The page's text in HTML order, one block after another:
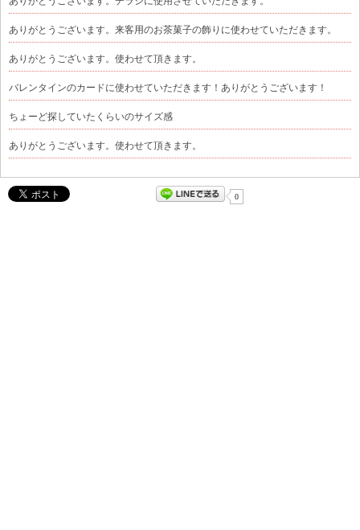
ありがとうございます。来客用のお茶菓子の飾りに使わせていただきます。
ありがとうございます。使わせて頂きます。
バレンタインのカードに使わせていただきます！ありがとうございます！
ちょーど探していたくらいのサイズ感
ありがとうございます。使わせて頂きます。
0